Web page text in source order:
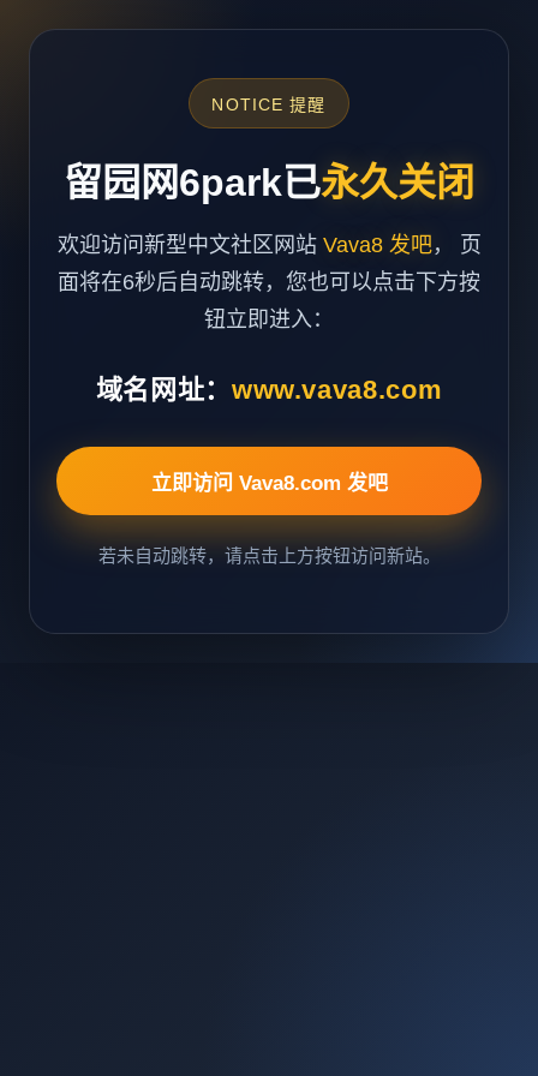
NOTICE 提醒
留园网6park已永久关闭
欢迎访问新型中文社区网站 Vava8 发吧， 页
面将在6秒后自动跳转，您也可以点击下方按
钮立即进入：
域名网址： www.vava8.com
立即访问 Vava8.com 发吧
若未自动跳转，请点击上方按钮访问新站。